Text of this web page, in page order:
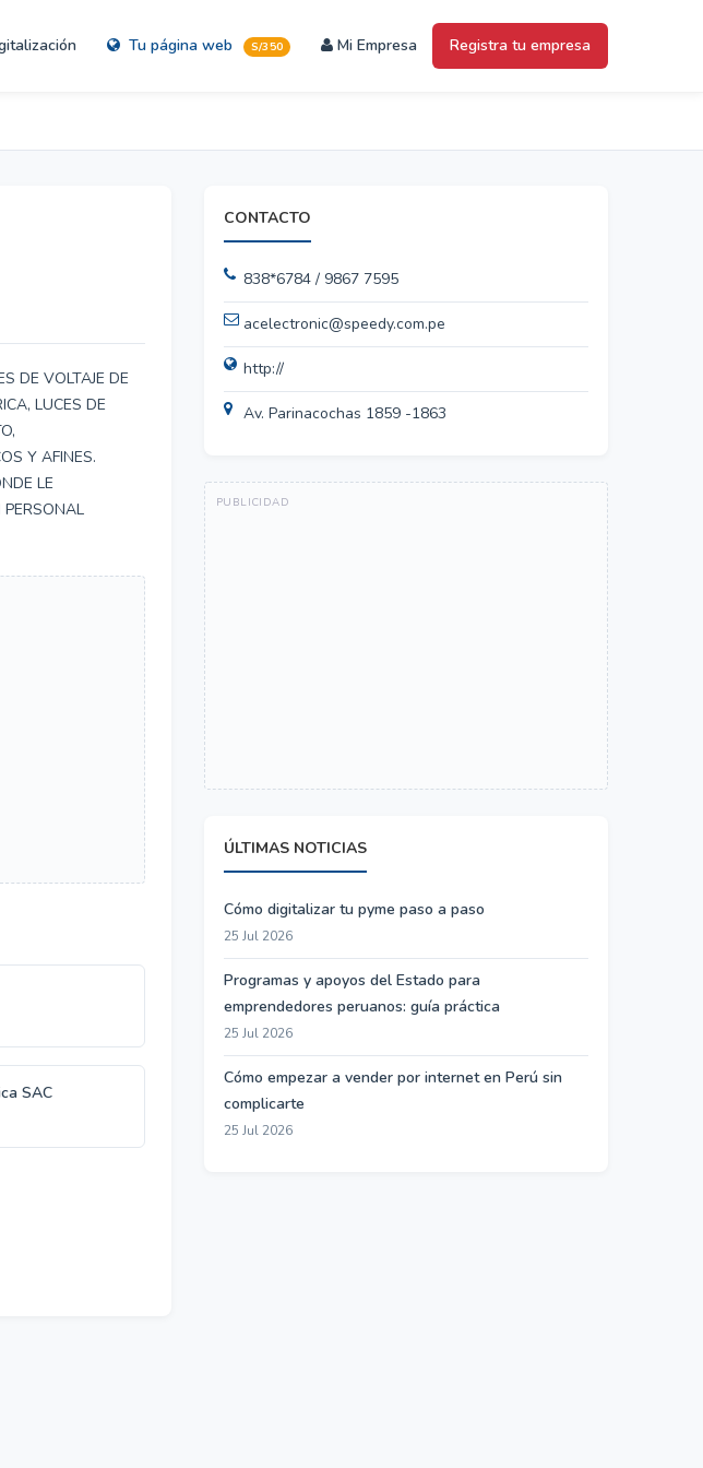
Tu página web S/350 Mi Empresa Registra tu empresa
DE VOLTAJE DE
LUCES DE
Y AFINES.
LE
SAC
CONTACTO
838*6784 / 9867 7595
acelectronic@speedy.com.pe
http://
Av. Parinacochas 1859 -1863
ÚLTIMAS NOTICIAS
Cómo digitalizar tu pyme paso a paso
25 Jul 2026
Programas y apoyos del Estado para
emprendedores peruanos: guía práctica
25 Jul 2026
Cómo empezar a vender por internet en Perú sin
complicarte
25 Jul 2026